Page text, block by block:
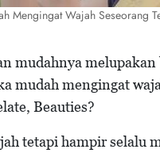
Mengingat Wajah Seseorang
mudahnya
mudah mengingat
Beauties?
tetapi hampir selalu